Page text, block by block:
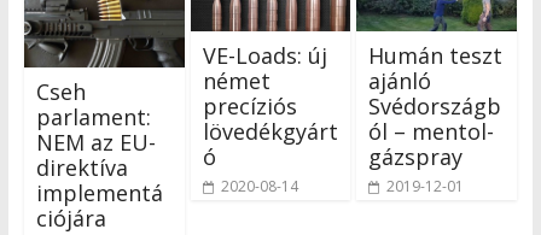
Cseh
parlament:
NEM az EU-
direktíva
implementá
ciójára
VE-Loads: új
német
precíziós
lövedékgyárt
ó
2020-08-14
Humán teszt
ajánló
Svédországb
ól – mentol-
gázspray
2019-12-01